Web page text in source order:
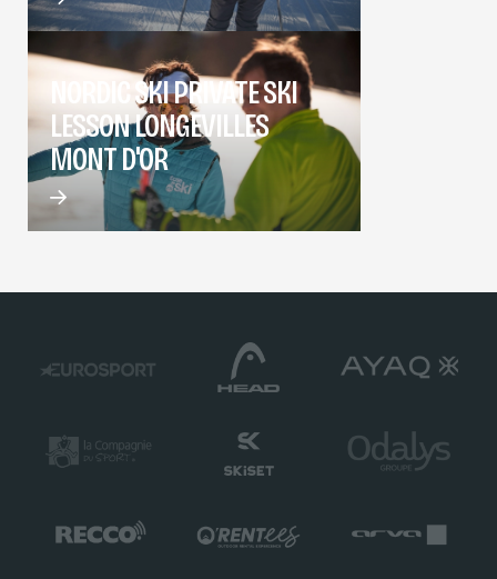
NORDIC SKI PRIVATE SKI
LESSON LONGEVILLES
MONT D'OR